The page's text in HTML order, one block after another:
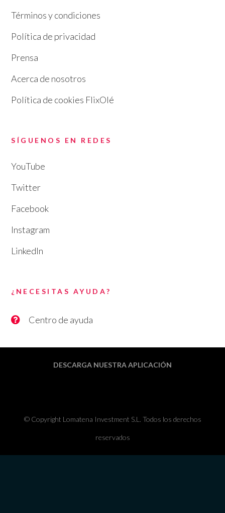
Términos y condiciones
Política de privacidad
Prensa
Acerca de nosotros
Política de cookies FlixOlé
SÍGUENOS EN REDES
YouTube
Twitter
Facebook
Instagram
LinkedIn
¿NECESITAS AYUDA?
Centro de ayuda
DESCARGA NUESTRA APLICACIÓN
© Copyright Lomatena Investment S.L. Todos los derechos
reservados